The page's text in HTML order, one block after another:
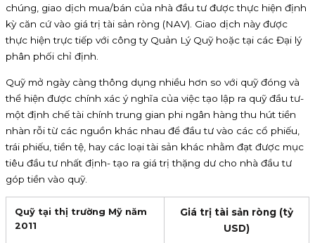
chúng, giao dịch mua/bán của nhà đầu tư được thực hiện định
kỳ căn cứ vào giá trị tài sản ròng (NAV). Giao dịch này được
thực hiện trực tiếp với công ty Quản Lý Quỹ hoặc tại các Đại lý
phân phối chỉ định.
Quỹ mở ngày càng thông dụng nhiều hơn so với quỹ đóng và
thể hiện được chính xác ý nghĩa của việc tạo lập ra quỹ đầu tư-
một định chế tài chính trung gian phi ngân hàng thu hút tiền
nhàn rỗi từ các nguồn khác nhau để đầu tư vào các cổ phiếu,
trái phiếu, tiền tệ, hay các loại tài sản khác nhằm đạt được mục
tiêu đầu tư nhất định- tạo ra giá trị thặng dư cho nhà đầu tư
góp tiền vào quỹ.
Quỹ tại thị trường Mỹ năm
2011
Giá trị tài sản ròng (tỷ
USD)